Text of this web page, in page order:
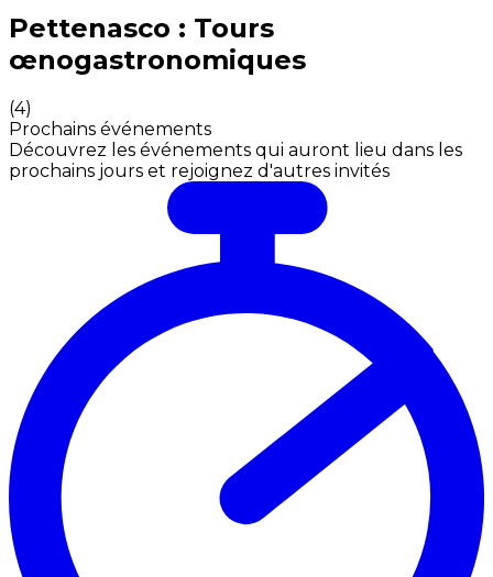
Expériences culinaires inoubliables : Expériences
Pettenasco : Tours
œnogastronomiques
(4)
Prochains événements
Découvrez les événements qui auront lieu dans les
prochains jours et rejoignez d'autres invités